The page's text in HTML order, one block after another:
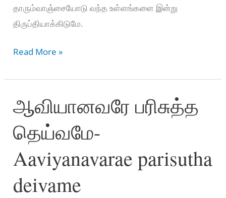
தாரும்வாஞ்சையோடு வந்த உள்ளங்களை இன்று
திருப்தியாக்கிடுமே.
ஆவலோடே
-
Aavalode
Kathirukkiren
Read More »
ஆவியானவரே பரிசுத்த
தெய்வமே-
Aaviyanavarae parisutha
deivame